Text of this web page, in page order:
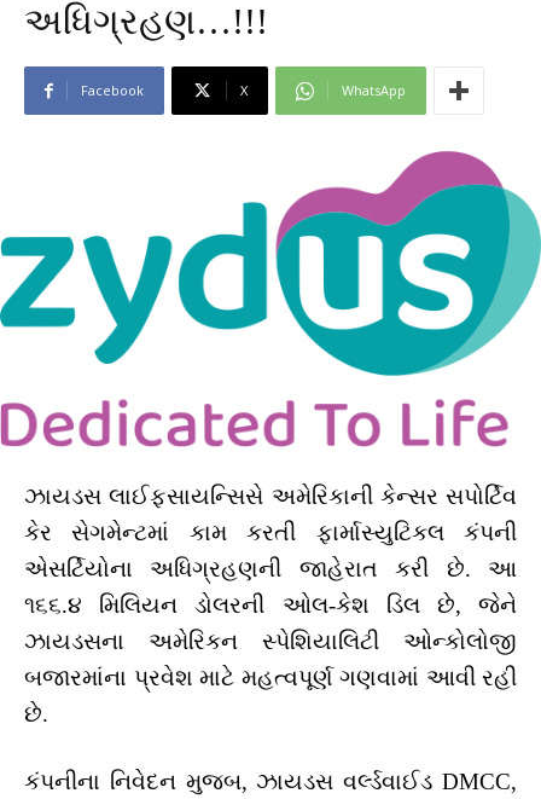
અધિગ્રહણ…!!!
Facebook X WhatsApp
ઝાયડસ લાઈફસાયન્સિસે અમેરિકાની કેન્સર સપોર્ટિવ
કેર સેગમેન્ટમાં કામ કરતી ફાર્માસ્યુટિકલ કંપની
એસર્ટિયોના અધિગ્રહણની જાહેરાત કરી છે. આ
૧૬૬.૪ મિલિયન ડોલરની ઓલ-કેશ ડિલ છે, જેને
ઝાયડસના અમેરિકન સ્પેશિયાલિટી ઓન્કોલોજી
બજારમાંના પ્રવેશ માટે મહત્વપૂર્ણ ગણવામાં આવી રહી
છે.
કંપનીના નિવેદન મુજબ, ઝાયડસ વર્લ્ડવાઈડ DMCC,